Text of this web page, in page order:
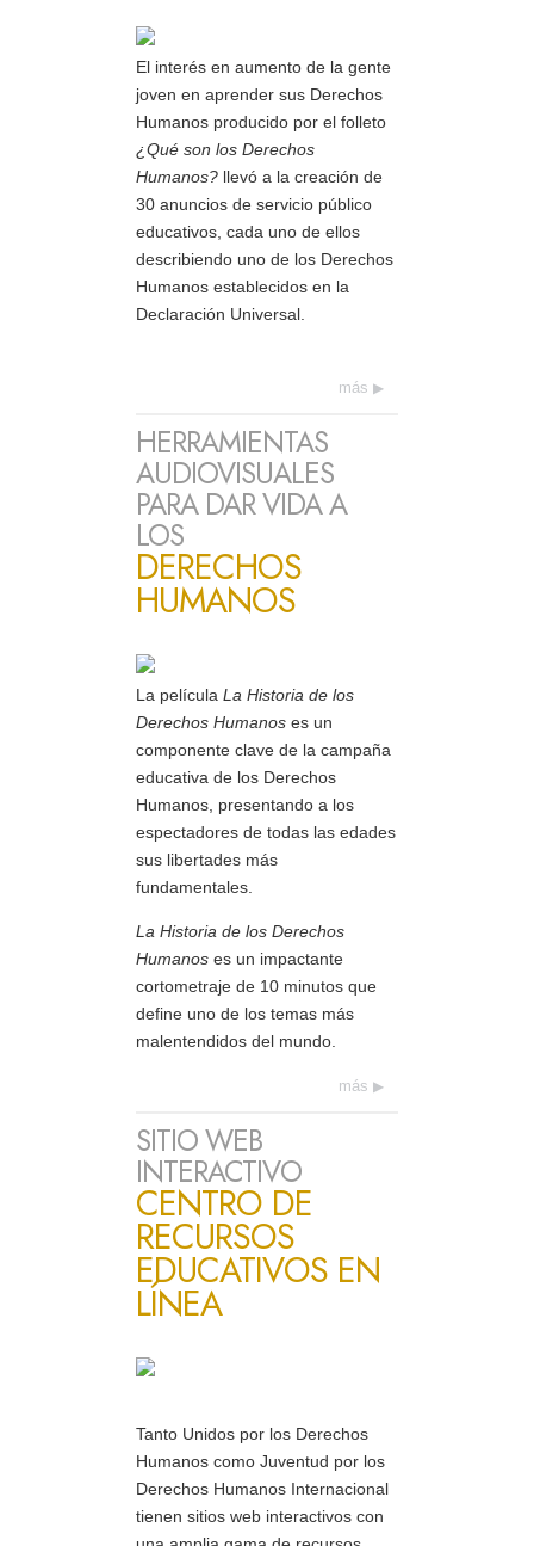
El interés en aumento de la gente
joven en aprender sus Derechos
Humanos producido por el folleto
¿Qué son los Derechos
Humanos? llevó a la creación de
30 anuncios de servicio público
educativos, cada uno de ellos
describiendo uno de los Derechos
Humanos establecidos en la
Declaración Universal.
más
HERRAMIENTAS
AUDIOVISUALES
PARA DAR VIDA A
LOS
DERECHOS
HUMANOS
La película La Historia de los
Derechos Humanos es un
componente clave de la campaña
educativa de los Derechos
Humanos, presentando a los
espectadores de todas las edades
sus libertades más
fundamentales.
La Historia de los Derechos
Humanos es un impactante
cortometraje de 10 minutos que
define uno de los temas más
malentendidos del mundo.
más
SITIO WEB
INTERACTIVO
CENTRO DE
RECURSOS
EDUCATIVOS EN
LÍNEA
Tanto Unidos por los Derechos
Humanos como Juventud por los
Derechos Humanos Internacional
tienen sitios web interactivos con